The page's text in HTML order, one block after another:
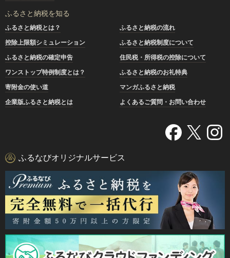
ふるさと納税を知る
ふるさと納税とは？
ふるさと納税の流れ
控除上限額シミュレーション
ふるさと納税制度について
ふるさと納税の確定申告
住民税・所得税の控除について
ワンストップ特例制度とは？
ふるさと納税のお礼特典
寄附金の使い道
マンガふるさと納税
企業版ふるさと納税とは
よくあるご質問・お問い合わせ
ふるなびオリジナルサービス